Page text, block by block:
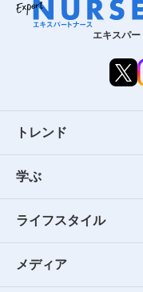
エキスパ
トレンド
学ぶ
ライフスタイル
メディア